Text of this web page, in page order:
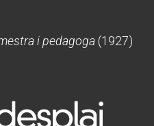
i pedagoga (1927)